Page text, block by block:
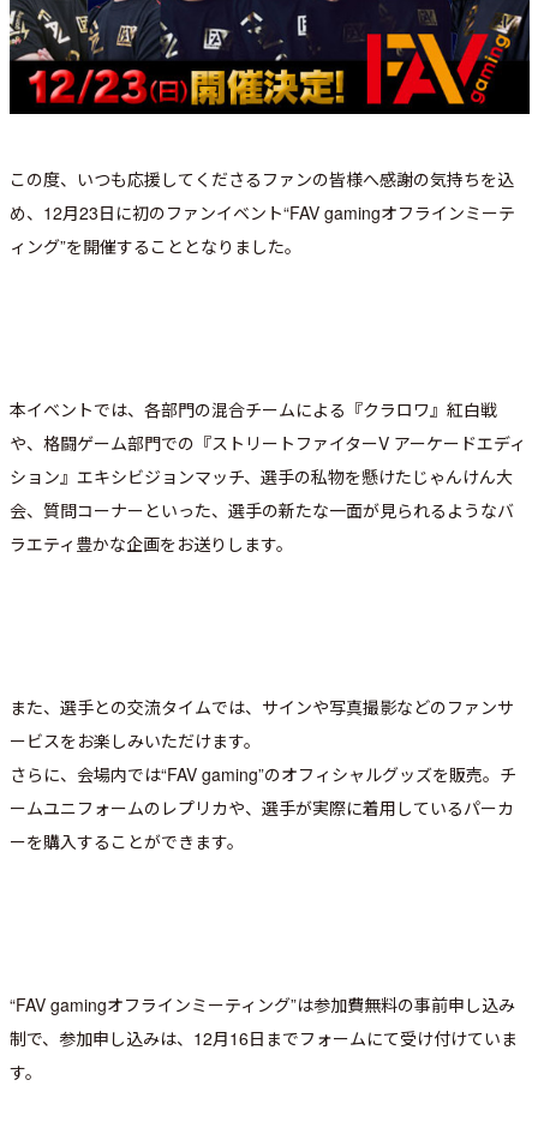
この度、いつも応援してくださるファンの皆様へ感謝の気持ちを込
め、12月23日に初のファンイベント“FAV gamingオフラインミーテ
ィング”を開催することとなりました。
本イベントでは、各部門の混合チームによる『クラロワ』紅白戦
や、格闘ゲーム部門での『ストリートファイターV アーケードエディ
ション』エキシビジョンマッチ、選手の私物を懸けたじゃんけん大
会、質問コーナーといった、選手の新たな一面が見られるようなバ
ラエティ豊かな企画をお送りします。
また、選手との交流タイムでは、サインや写真撮影などのファンサ
ービスをお楽しみいただけます。
さらに、会場内では“FAV gaming”のオフィシャルグッズを販売。チ
ームユニフォームのレプリカや、選手が実際に着用しているパーカ
ーを購入することができます。
“FAV gamingオフラインミーティング”は参加費無料の事前申し込み
制で、参加申し込みは、12月16日までフォームにて受け付けていま
す。